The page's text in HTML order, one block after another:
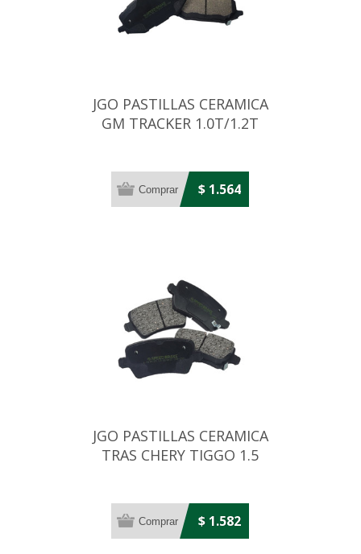
JGO PASTILLAS CERAMICA
GM TRACKER 1.0T/1.2T
$ 1.564
JGO PASTILLAS CERAMICA
TRAS CHERY TIGGO 1.5
$ 1.582